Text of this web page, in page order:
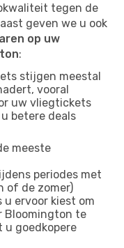
tegen de
geven we u ook
op uw
:
stijgen meestal
vooral
uw vliegtickets
betere deals
meeste
periodes met
of de zomer)
ervoor kiest om
Bloomington te
u goedkopere